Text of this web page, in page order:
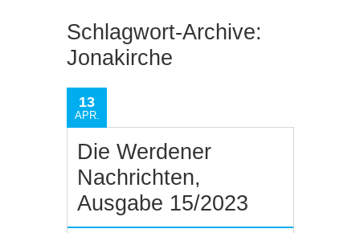
Schlagwort-Archive:
Jonakirche
13
APR.
Die Werdener
Nachrichten,
Ausgabe 15/2023